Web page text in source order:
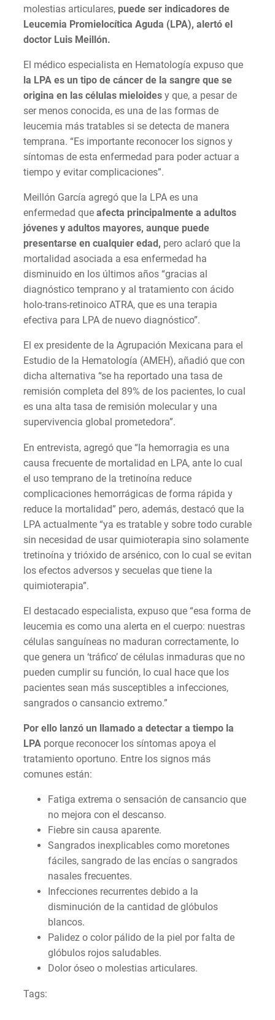
molestias articulares, puede ser indicadores de
Leucemia Promielocítica Aguda (LPA), alertó el
doctor Luis Meillón.
El médico especialista en Hematología expuso que
la LPA es un tipo de cáncer de la sangre que se
origina en las células mieloides y que, a pesar de
ser menos conocida, es una de las formas de
leucemia más tratables si se detecta de manera
temprana. “Es importante reconocer los signos y
síntomas de esta enfermedad para poder actuar a
tiempo y evitar complicaciones”.
Meillón García agregó que la LPA es una
enfermedad que afecta principalmente a adultos
jóvenes y adultos mayores, aunque puede
presentarse en cualquier edad, pero aclaró que la
mortalidad asociada a esa enfermedad ha
disminuido en los últimos años “gracias al
diagnóstico temprano y al tratamiento con ácido
holo-trans-retinoico ATRA, que es una terapia
efectiva para LPA de nuevo diagnóstico”.
El ex presidente de la Agrupación Mexicana para el
Estudio de la Hematología (AMEH), añadió que con
dicha alternativa “se ha reportado una tasa de
remisión completa del 89% de los pacientes, lo cual
es una alta tasa de remisión molecular y una
supervivencia global prometedora”.
En entrevista, agregó que “la hemorragia es una
causa frecuente de mortalidad en LPA, ante lo cual
el uso temprano de la tretinoína reduce
complicaciones hemorrágicas de forma rápida y
reduce la mortalidad” pero, además, destacó que la
LPA actualmente “ya es tratable y sobre todo curable
sin necesidad de usar quimioterapia sino solamente
tretinoína y trióxido de arsénico, con lo cual se evitan
los efectos adversos y secuelas que tiene la
quimioterapia”.
El destacado especialista, expuso que “esa forma de
leucemia es como una alerta en el cuerpo: nuestras
células sanguíneas no maduran correctamente, lo
que genera un ‘tráfico’ de células inmaduras que no
pueden cumplir su función, lo cual hace que los
pacientes sean más susceptibles a infecciones,
sangrados o cansancio extremo.”
Por ello lanzó un llamado a detectar a tiempo la
LPA porque reconocer los síntomas apoya el
tratamiento oportuno. Entre los signos más
comunes están:
Fatiga extrema o sensación de cansancio que
no mejora con el descanso.
Fiebre sin causa aparente.
Sangrados inexplicables como moretones
fáciles, sangrado de las encías o sangrados
nasales frecuentes.
Infecciones recurrentes debido a la
disminución de la cantidad de glóbulos
blancos.
Palidez o color pálido de la piel por falta de
glóbulos rojos saludables.
Dolor óseo o molestias articulares.
Tags: